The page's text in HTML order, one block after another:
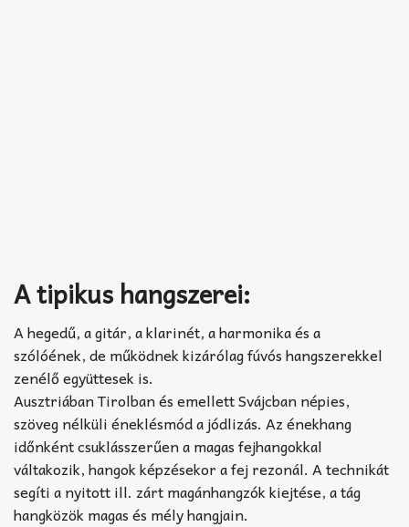
A tipikus hangszerei:
A hegedű, a gitár, a klarinét, a harmonika és a
szólóének, de működnek kizárólag fúvós hangszerekkel
zenélő együttesek is.
Ausztriában Tirolban és emellett Svájcban népies,
szöveg nélküli éneklésmód a jódlizás. Az énekhang
időnként csuklásszerűen a magas fejhangokkal
váltakozik, hangok képzésekor a fej rezonál. A technikát
segíti a nyitott ill. zárt magánhangzók kiejtése, a tág
hangközök magas és mély hangjain.